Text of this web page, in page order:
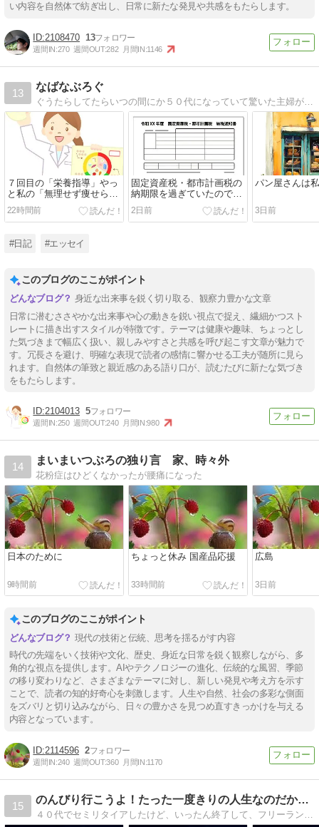
い内容を自然体で紡ぎ出し、日常に新たな発見や共感をもたらします。
2108470 13
週間IN:270 週間OUT:282 月間IN:1146
13
なばなぶろぐ
ぐうたらしてたらいつの間にか５０代になっていて驚いた主婦が、あれこれ考えてみたり見直してみる日々の暮らしのブログ
７回目の「栄養指導」やっ
と私の「無理せず痩せられ
るような生活習慣」が分か
ってきたようです
22時間前
固定資産税・都市計画税の
納期限を過ぎていたので
（汗）市役所に問い合わせ
しました
2日前
パン屋さんは
3日前
#日記 #エッセイ
このブログのここがポイント
身近な出来事を鋭く切り取る、観察力豊かな文章
日常に潜むささやかな出来事や心の動きを鋭い視点で捉え、繊細かつスト
レートに描き出すスタイルが特徴です。テーマは健康や趣味、ちょっとし
た気づきまで幅広く扱い、親しみやすさと共感を呼び起こす文章が魅力で
す。冗長さを避け、明確な表現で読者の感情に響かせる工夫が随所に見ら
れます。自然体の筆致と親近感のある語り口が、読むたびに新たな気づき
をもたらします。
2104013 5
週間IN:250 週間OUT:240 月間IN:980
14
まいまいつぶろの独り言 家、時々外
花粉症はひどくなかったが腰痛になった
日本のために
9時間前
ちょっと休み 国産品応援
33時間前
広島
3日前
このブログのここがポイント
現代の技術と伝統、思考を揺るがす内容
時代の先端をいく技術や文化、歴史、身近な日常を鋭く観察しながら、多
角的な視点を提供します。AIやテクノロジーの進化、伝統的な風習、季節
の移り変わりなど、さまざまなテーマに対し、新しい発見や考え方を示す
ことで、読者の知的好奇心を刺激します。人生や自然、社会の多彩な側面
をズバリと切り込みながら、日々の豊かさを見つめ直すきっかけを与える
内容となっています。
2114596 2
週間IN:240 週間OUT:360 月間IN:1170
15
のんびり行こうよ！たった一度きりの人生なのだから、後悔しな…
４０代でセミリタイアしたけど、いったん終了して、フリーランスとして働きだしたおじさんの妻と子供達との日常を綴ります。